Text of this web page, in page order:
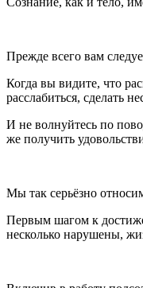
Прежде всего вам
Когда вы видите, что
расслабиться, сделать
И не волнуйтесь по
же получить
Мы так серьёзно
Первым шагом к
несколько нарушены,